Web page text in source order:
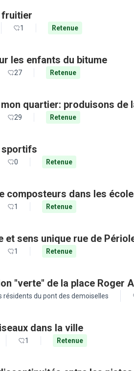
fruitier
1 Retenue
les enfants du bitume
27 Retenue
quartier: produisons de
29 Retenue
sportifs
0 Retenue
composteurs dans les
1 Retenue
et sens unique rue de
1 Retenue
"verte" de la place Roger
résidents du pont des demoiselles
dans la ville
1 Retenue